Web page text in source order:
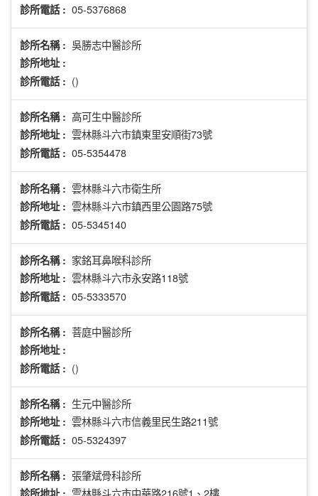
診所電話 : 05-5376868
診所名稱 : 吳勝志中醫診所
診所地址 :
診所電話 : ()
診所名稱 : 高可生中醫診所
診所地址 : 雲林縣斗六市鎮東里安順街73號
診所電話 : 05-5354478
診所名稱 : 雲林縣斗六市衛生所
診所地址 : 雲林縣斗六市鎮西里公園路75號
診所電話 : 05-5345140
診所名稱 : 家銘耳鼻喉科診所
診所地址 : 雲林縣斗六市永安路118號
診所電話 : 05-5333570
診所名稱 : 菩庭中醫診所
診所地址 :
診所電話 : ()
診所名稱 : 生元中醫診所
診所地址 : 雲林縣斗六市信義里民生路211號
診所電話 : 05-5324397
診所名稱 : 張肇斌骨科診所